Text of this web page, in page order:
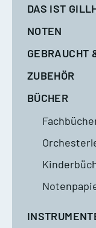
DAS IST
NOTEN
GEBRAUCHT
ZUBEHÖR
BÜCHER